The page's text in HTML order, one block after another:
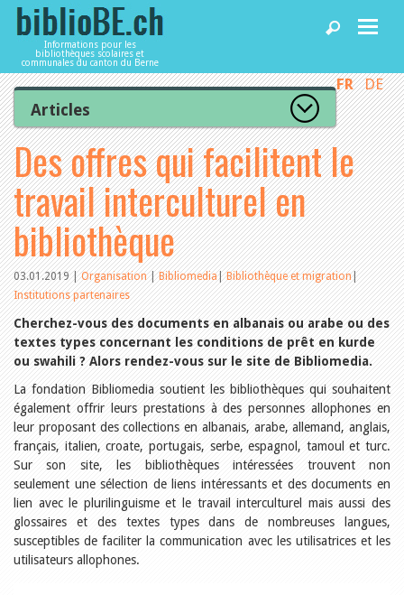
Informations pour les
bibliothèques scolaires et
communales du canton du Berne
Accueil
Articles
Bibliothèques
Agenda
Services
Utiliser biblioBE.ch
FR DE
Articles
Tous les articles
Articles recommandés
Les mieux notés
Catégories
L’Office de la culture informe
La Commission informe
Les bibliothèques informent
Organisation
Locaux et infrastructure
Collections
Utilisation
Finances
Personnel
Gestion de la qualité
Droit et politique
Relations publiques
Encouragement à la lecture
Du monde entier
Divers
Tags
Manifestations
Formation et perfectionnement
Animations
Des offres qui facilitent le
travail interculturel en
bibliothèque
03.01.2019|Organisation|Bibliomedia|Bibliothèque et migration|
Institutions partenaires
Cherchez-vous des documents en albanais ou arabe ou des
textes types concernant les conditions de prêt en kurde
ou swahili ? Alors rendez-vous sur le site de Bibliomedia.
La fondation Bibliomedia soutient les bibliothèques qui souhaitent
également offrir leurs prestations à des personnes allophones en
leur proposant des collections en albanais, arabe, allemand, anglais,
français, italien, croate, portugais, serbe, espagnol, tamoul et turc.
Sur son site, les bibliothèques intéressées trouvent non
seulement une sélection de liens intéressants et des documents en
lien avec le plurilinguisme et le travail interculturel mais aussi des
glossaires et des textes types dans de nombreuses langues,
susceptibles de faciliter la communication avec les utilisatrices et les
utilisateurs allophones.